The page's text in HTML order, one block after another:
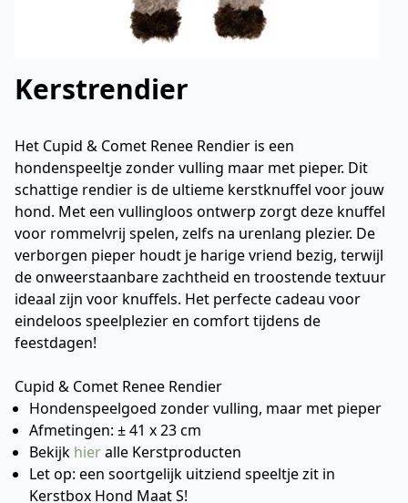
Kerstrendier
Het Cupid & Comet Renee Rendier is een
hondenspeeltje zonder vulling maar met pieper. Dit
schattige rendier is de ultieme kerstknuffel voor jouw
hond. Met een vullingloos ontwerp zorgt deze knuffel
voor rommelvrij spelen, zelfs na urenlang plezier. De
verborgen pieper houdt je harige vriend bezig, terwijl
de onweerstaanbare zachtheid en troostende textuur
ideaal zijn voor knuffels. Het perfecte cadeau voor
eindeloos speelplezier en comfort tijdens de
feestdagen!
Cupid & Comet Renee Rendier
Hondenspeelgoed zonder vulling, maar met pieper
Afmetingen: ± 41 x 23 cm
Bekijk hieralle Kerstproducten
Let op: een soortgelijk uitziend speeltje zit in
Kerstbox Hond Maat S!